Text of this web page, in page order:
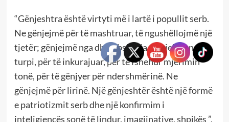
“Gënjeshtra është virtyti më i lartë i popullit serb.
Ne gënjejmë për të mashtruar, të ngushëllojmë një
tjetër; gënjejmë nga dhembshuria, gënjejmë nga
turpi, për të inkurajuar, për të fshehur mjerimin
tonë, për të gënjyer për ndershmërinë. Ne
gënjejmë për lirinë. Një gënjeshtër është një formë
e patriotizmit serb dhe një konfirmim i
inteligjencës sonë të lindur. imagjinative, shpikës ”,